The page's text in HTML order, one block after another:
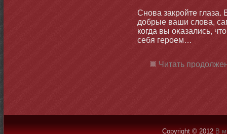
Снοва закройте
добрые ваши слова,
когда вы оκазались,
себя героем…
Читать
Copyright © 2012 В